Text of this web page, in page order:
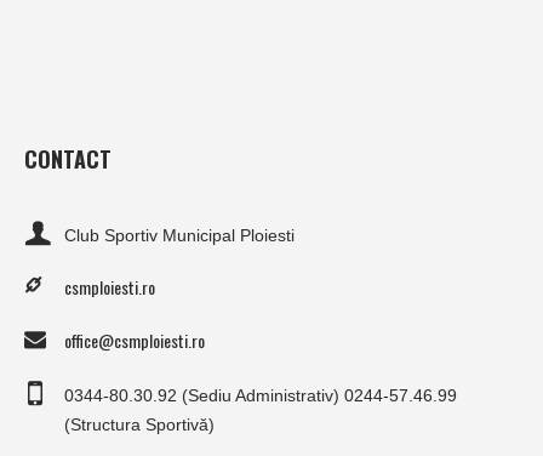
CONTACT
Club Sportiv Municipal Ploiesti
csmploiesti.ro
office@csmploiesti.ro
0344-80.30.92 (Sediu Administrativ) 0244-57.46.99
(Structura Sportivă)